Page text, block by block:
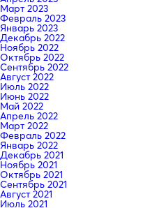
Март 2023
Февраль 2023
Январь 2023
Декабрь 2022
Ноябрь 2022
Октябрь 2022
Сентябрь 2022
Август 2022
Июль 2022
Июнь 2022
Май 2022
Апрель 2022
Март 2022
Февраль 2022
Январь 2022
Декабрь 2021
Ноябрь 2021
Октябрь 2021
Сентябрь 2021
Август 2021
Июль 2021